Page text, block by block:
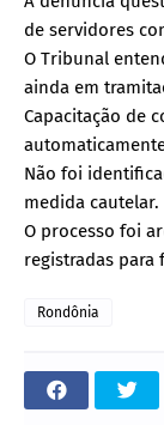
de servidores
O Tribunal
ainda em
Capacitação de
Não foi
medida cautelar.
O processo foi
registradas para
Rondônia